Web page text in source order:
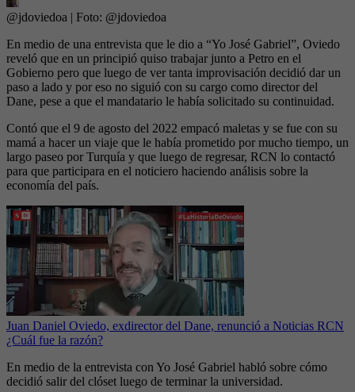
@jdoviedoa | Foto: @jdoviedoa
En medio de una entrevista que le dio a “Yo José Gabriel”, Oviedo
reveló que en un principió quiso trabajar junto a Petro en el
Gobierno pero que luego de ver tanta improvisación decidió dar un
paso a lado y por eso no siguió con su cargo como director del
Dane, pese a que el mandatario le había solicitado su continuidad.
Contó que el 9 de agosto del 2022 empacó maletas y se fue con su
mamá a hacer un viaje que le había prometido por mucho tiempo, un
largo paseo por Turquía y que luego de regresar, RCN lo contactó
para que participara en el noticiero haciendo análisis sobre la
economía del país.
Juan Daniel Oviedo, exdirector del Dane, renunció a Noticias RCN
¿Cuál fue la razón?
En medio de la entrevista con Yo José Gabriel habló sobre cómo
decidió salir del clóset luego de terminar la universidad.